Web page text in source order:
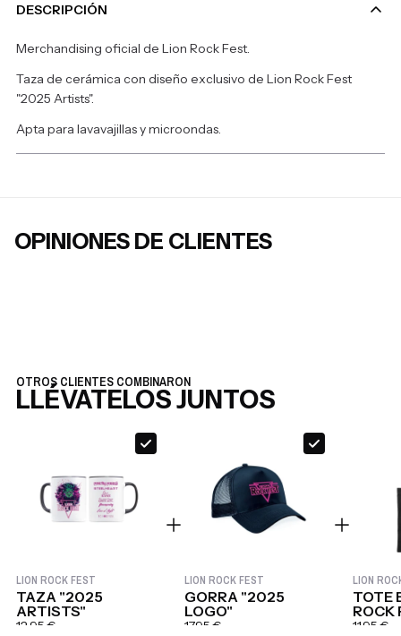
DESCRIPCIÓN
Merchandising oficial de Lion Rock Fest.
Taza de cerámica con diseño exclusivo de Lion Rock Fest
"2025 Artists".
Apta para lavavajillas y microondas.
OPINIONES DE CLIENTES
OTROS CLIENTES COMBINARON
LLÉVATELOS JUNTOS
LION ROCK FEST
TAZA "2025
ARTISTS"
12,95 €
LION ROCK FEST
GORRA "2025
LOGO"
17,95 €
LION
TOTE
ROCK
11,95 €